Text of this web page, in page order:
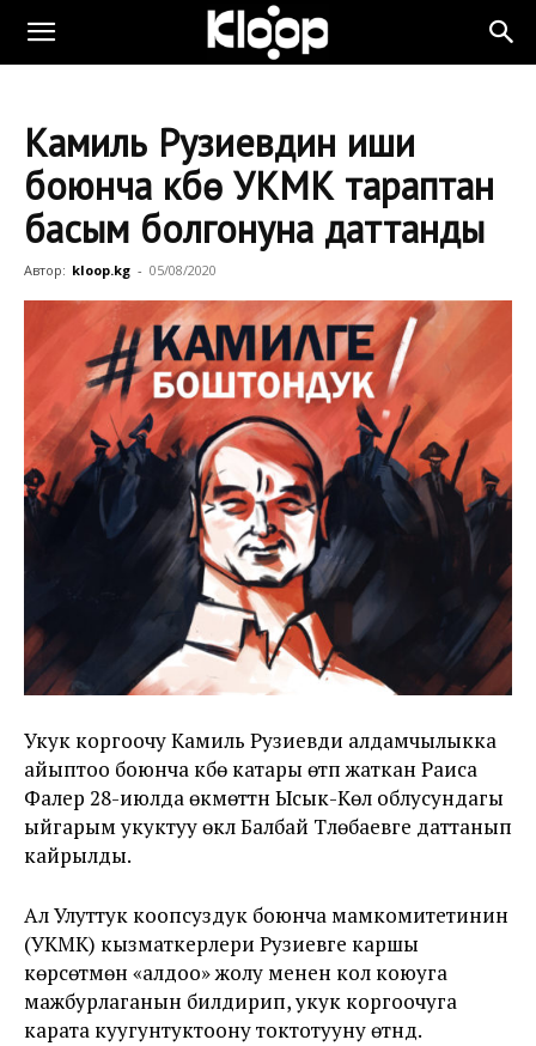
Камиль Рузиевдин иши
боюнча күбө УКМК тараптан
басым болгонуна даттанды
Автор: kloop.kg - 05/08/2020
Укук коргоочу Камиль Рузиевди алдамчылыкка
айыптоо боюнча күбө катары өтүп жаткан Раиса
Фалер 28-июлда өкмөттүн Ысык-Көл облусундагы
ыйгарым укуктуу өкүлү Балбай Түлөбаевге даттанып
кайрылды.
Ал Улуттук коопсуздук боюнча мамкомитетинин
(УКМК) кызматкерлери Рузиевге каршы
көрсөтмөнү «алдоо» жолу менен кол коюуга
мажбурлаганын билдирип, укук коргоочуга
карата куугунтуктоону токтотууну өтүндү.